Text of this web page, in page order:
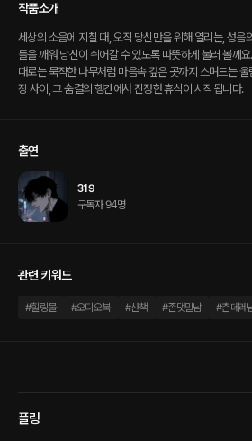
작품소개
세상의 소음에 지칠 때, 오직 당신만을 위해 열리는, 성음
들을 깨워 당신이 쉬어갈 수 있도록 따뜻하게 불러 볼께
때로는 묵직한 나무처럼 마음속 깊은 곳까지 스며드는
장 사이, 그 숨결의 행간에서 진정한 휴식이 시작됩니다.
출연
319
구독자 94명
관련 키워드
#힐링물 #오디오북 #산책 #존댓말남 #츤데레
플링